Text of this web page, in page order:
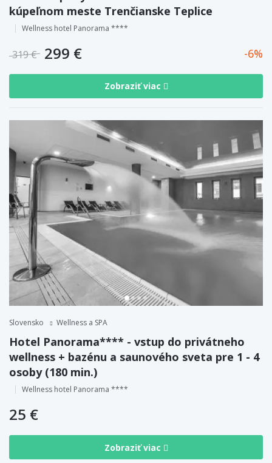
kúpeľnom meste Trenčianske Teplice
Wellness hotel Panorama ****
319 € 299 € 6
Zobraziť viac
Slovensko Wellness a SPA
Hotel Panorama**** - vstup do privátneho
wellness + bazénu a saunového sveta pre 1 - 4
osoby (180 min.)
Wellness hotel Panorama ****
25 €
Zobraziť viac